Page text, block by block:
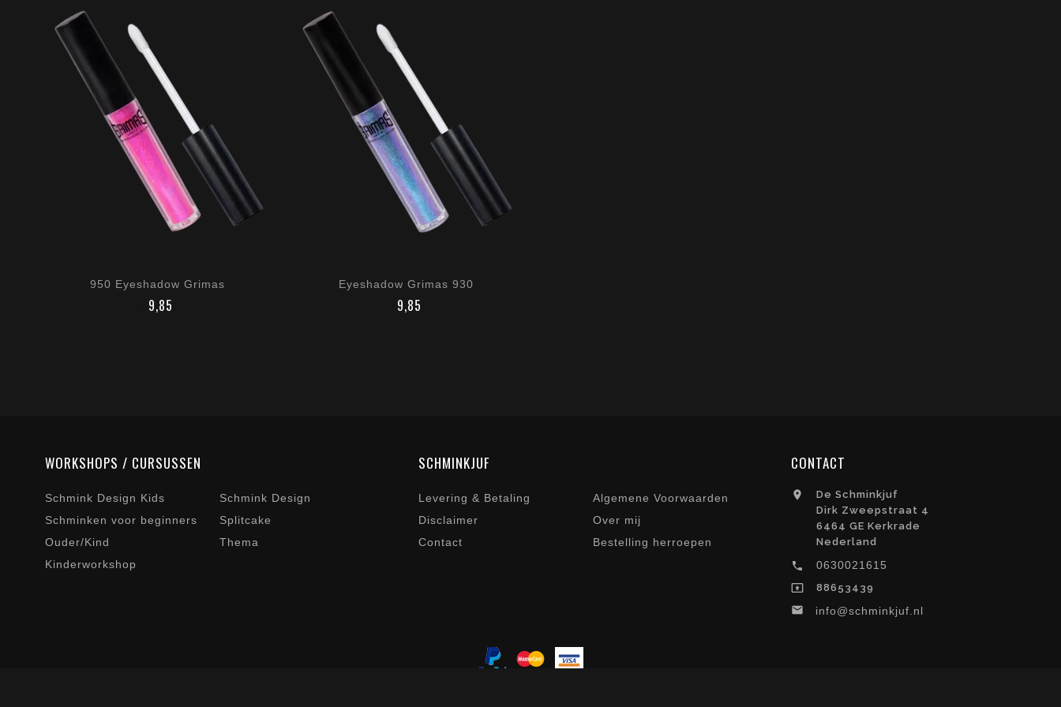
950 Eyeshadow Grimas
€ 9,85
Eyeshadow Grimas 930
€ 9,85
WORKSHOPS / CURSUSSEN
Schmink Design Kids
Schmink Design
Schminken voor beginners
Splitcake
Ouder/Kind
Thema
Kinderworkshop
SCHMINKJUF
Levering & Betaling
Algemene Voorwaarden
Disclaimer
Over mij
Contact
Bestelling herroepen
CONTACT

De Schminkjuf
Dirk Zweepstraat 4
6464 GE Kerkrade
Nederland

0630021615

88653439
 info@schminkjuf.nl